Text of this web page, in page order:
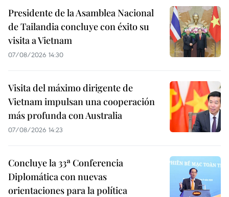
Presidente de la Asamblea Nacional
de Tailandia concluye con éxito su
visita a Vietnam
07/08/2026 14:30
Visita del máximo dirigente de
Vietnam impulsan una cooperación
más profunda con Australia
07/08/2026 14:23
Concluye la 33ª Conferencia
Diplomática con nuevas
orientaciones para la política